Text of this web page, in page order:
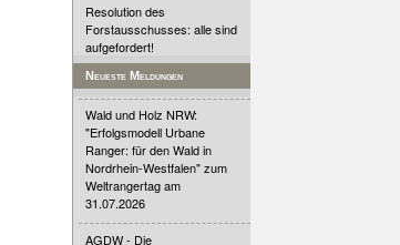
Resolution des
Forstausschusses: alle sind
aufgefordert!
Neueste Meldungen
Wald und Holz NRW:
"Erfolgsmodell Urbane
Ranger: für den Wald in
Nordrhein-Westfalen" zum
Weltrangertag am
31.07.2026
AGDW - Die